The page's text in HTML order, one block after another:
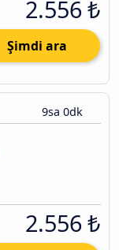
2.556 ₺
Şimdi ara
9sa 0dk
2.556 ₺